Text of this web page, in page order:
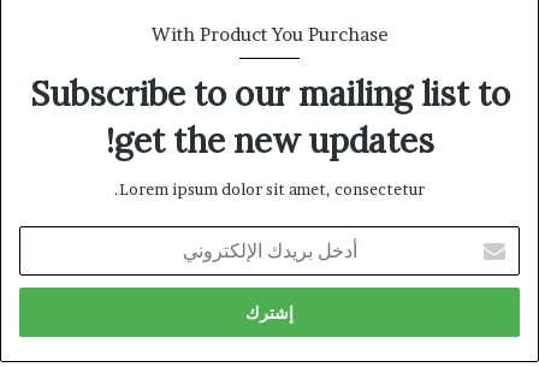
With Product You Purchase
Subscribe to our mailing list to
get the new updates!
Lorem ipsum dolor sit amet, consectetur.
بريدك
الإلكتروني